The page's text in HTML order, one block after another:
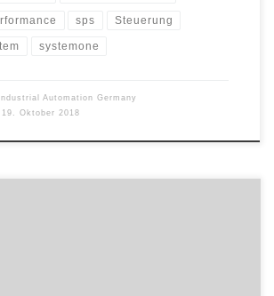
sps Steuerung
systemone
Automation Germany
19. Oktober 2018